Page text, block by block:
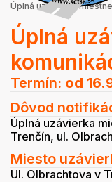
Úplná uzávierka
Úplná
Termín: od
Dôvod
Úplná uzávierka
Trenčín, ul.
Miesto
Ul. Olbrachtova v